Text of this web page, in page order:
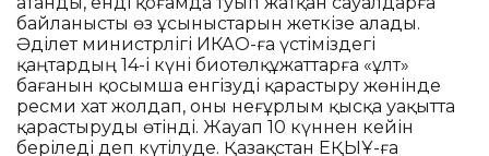
байланысты өз ұсыныстарын жеткізе алады.
Әділет министрлігі ИКАО-ға үстіміздегі
қаңтардың 14-і күні биотөлқұжаттарға «ұлт»
бағанын қосымша енгізуді қарастыру жөнінде
ресми хат жолдап, оны неғұрлым қысқа уақытта
қарастыруды өтінді. Жауап 10 күннен кейін
беріледі деп күтілуде. Қазақстан ЕҚЫҰ-ға